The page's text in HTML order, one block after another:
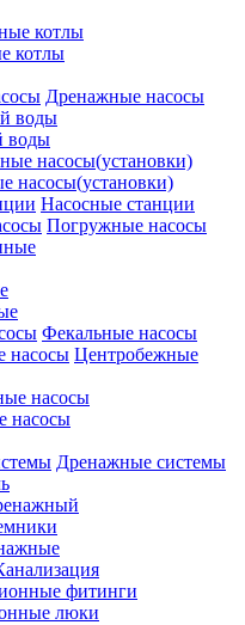
котлы
Дренажные насосы
воды
воды
насосы(установки)
Насосные станции
Погружные насосы
Фекальные насосы
Центробежные
насосы
Дренажные системы
фитинги
люки